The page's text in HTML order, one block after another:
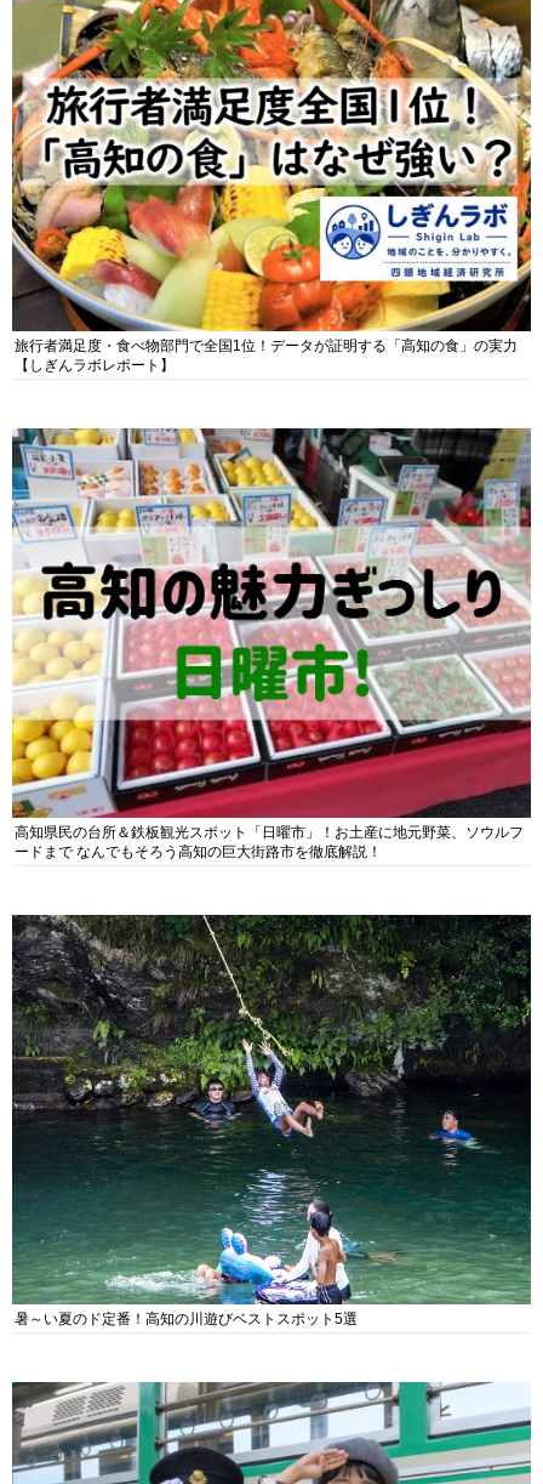
旅行者満足度・食べ物部門で全国1位！データが証明する「高知の食」の実力
【しぎんラボレポート】
高知県民の台所＆鉄板観光スポット「日曜市」！お土産に地元野菜、ソウルフ
ードまで なんでもそろう高知の巨大街路市を徹底解説！
暑～い夏のド定番！高知の川遊びベストスポット5選